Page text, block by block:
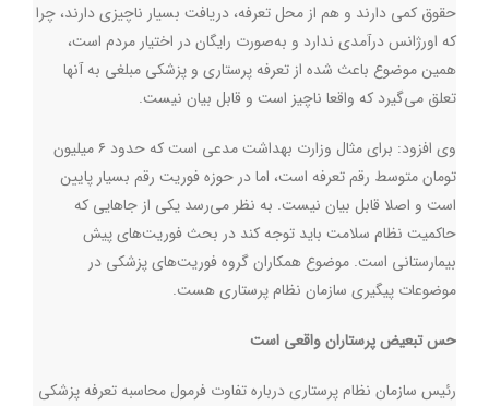
حقوق کمی دارند و هم از محل تعرفه، دریافت بسیار ناچیزی دارند، چرا
که اورژانس درآمدی ندارد و به‌صورت رایگان در اختیار مردم است،
همین موضوع باعث شده از تعرفه پرستاری و پزشکی مبلغی به آنها
تعلق می‌گیرد که واقعا ناچیز است و قابل بیان نیست.
وی افزود: برای مثال وزارت بهداشت مدعی است که حدود ۶ میلیون
تومان متوسط رقم تعرفه است، اما در حوزه فوریت رقم بسیار پایین
است و اصلا قابل بیان نیست. به نظر می‌رسد یکی از جاهایی که
حاکمیت نظام سلامت باید توجه کند در بحث فوریت‌های پیش
بیمارستانی است. موضوع همکاران گروه فوریت‌های پزشکی در
موضوعات پیگیری سازمان نظام پرستاری هست.
حس تبعیض پرستاران واقعی است
رئیس سازمان نظام پرستاری درباره تفاوت فرمول محاسبه تعرفه پزشکی